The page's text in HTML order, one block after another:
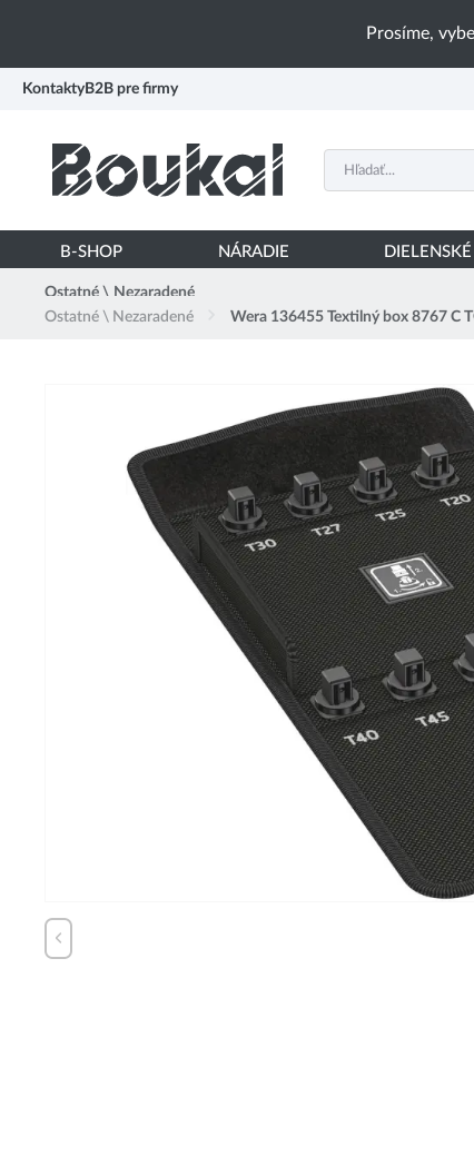
Prosíme,
Kontakty B2B pre firmy
B-SHOP NÁRADIE
Ostatné \ Nezaradené
Ostatné \ Nezaradené
Wera 136455 Textilný box 8767 C